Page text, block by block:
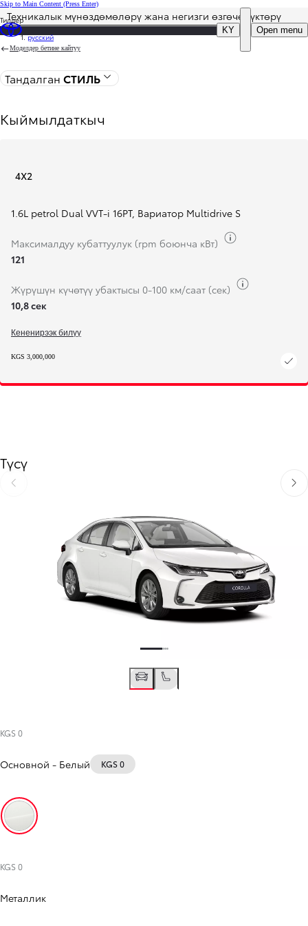
Skip to Main Content (Press Enter)
DEALER NAME
KY
Тилдер
русский
Open menu
Техникалык мүнөздөмөлөрү жана негизги өзгөчөлүктөрү
Моделдер бетине кайтуу
Тандалган СТИЛЬ
Кыймылдаткыч
4X2
1.6L petrol Dual VVT-i 16PT, Вариатор Multidrive S
Максималдуу кубаттуулук (rpm боюнча кВт)
121
Жүрүшүн күчөтүү убактысы 0-100 км/саат (сек)
10,8 сек
Кененирээк билүү
KGS 3,000,000
Түсү
Мурунку бетке өтүү
KGS 0
Основной - Белый KGS 0
Белый
KGS 0
Металлик